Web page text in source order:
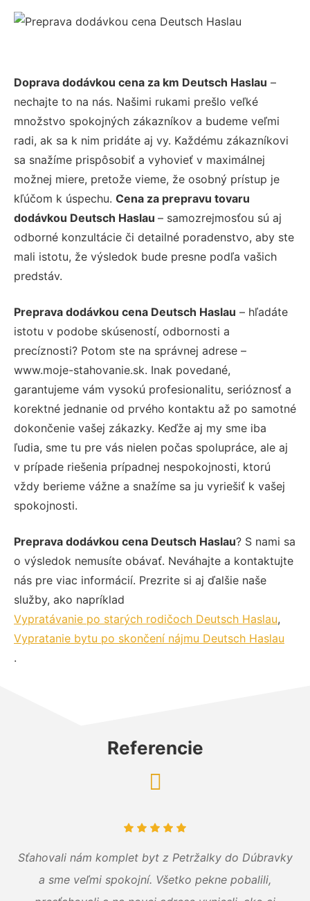
Doprava dodávkou cena za km Deutsch Haslau –
nechajte to na nás. Našimi rukami prešlo veľké
množstvo spokojných zákazníkov a budeme veľmi
radi, ak sa k nim pridáte aj vy. Každému zákazníkovi
sa snažíme prispôsobiť a vyhovieť v maximálnej
možnej miere, pretože vieme, že osobný prístup je
kľúčom k úspechu. Cena za prepravu tovaru
dodávkou Deutsch Haslau – samozrejmosťou sú aj
odborné konzultácie či detailné poradenstvo, aby ste
mali istotu, že výsledok bude presne podľa vašich
predstáv.
Preprava dodávkou cena Deutsch Haslau – hľadáte
istotu v podobe skúseností, odbornosti a
precíznosti? Potom ste na správnej adrese –
www.moje-stahovanie.sk. Inak povedané,
garantujeme vám vysokú profesionalitu, serióznosť a
korektné jednanie od prvého kontaktu až po samotné
dokončenie vašej zákazky. Keďže aj my sme iba
ľudia, sme tu pre vás nielen počas spolupráce, ale aj
v prípade riešenia prípadnej nespokojnosti, ktorú
vždy berieme vážne a snažíme sa ju vyriešiť k vašej
spokojnosti.
Preprava dodávkou cena Deutsch Haslau? S nami sa
o výsledok nemusíte obávať. Neváhajte a kontaktujte
nás pre viac informácií. Prezrite si aj ďalšie naše
služby, ako napríklad
Vypratávanie po starých rodičoch Deutsch Haslau,
Vypratanie bytu po skončení nájmu Deutsch Haslau
.
Referencie
Sťahovali nám komplet byt z Petržalky do Dúbravky
a sme veľmi spokojní. Všetko pekne pobalili,